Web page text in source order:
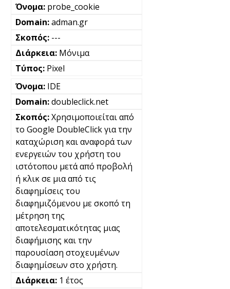
probe_cookie
adman.gr
---
Μόνιμα
Pixel
IDE
doubleclick.net
Χρησιμοποιείται από
το Google DoubleClick για την
καταχώριση και αναφορά των
ενεργειών του χρήστη του
ιστότοπου μετά από προβολή
ή κλικ σε μια από τις
διαφημίσεις του
διαφημιζόμενου με σκοπό τη
μέτρηση της
αποτελεσματικότητας μιας
διαφήμισης και την
παρουσίαση στοχευμένων
διαφημίσεων στο χρήστη.
1 έτος